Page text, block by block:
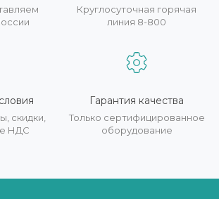
Круглосуточная горячая
линия 8-800
скидки,
НДС
Гарантия качества
Только сертифицированное
оборудование